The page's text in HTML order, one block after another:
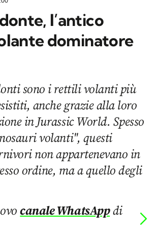
l’antico
dominatore
sono i rettili volanti più
anche grazie alla loro
in Jurassic World. Spesso
volanti", questi
non appartenevano in
ordine, ma a quello degli
canale WhatsAppdi